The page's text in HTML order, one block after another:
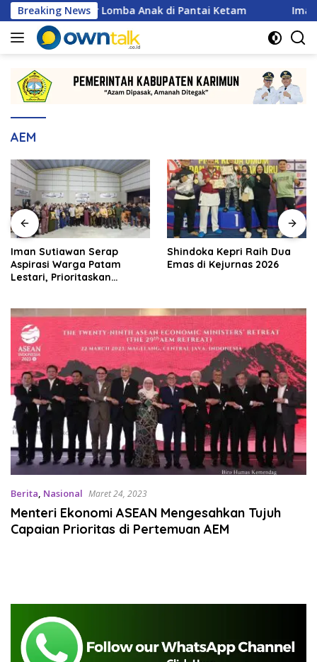
Langsung
ke
konten
Breaking News
Gelar Lomba Anak di Pantai Ketam Iman
AEM
Iman Sutiawan Serap
Aspirasi Warga Patam
Lestari, Prioritaskan
Shindoka Kepri Raih Dua
Emas di Kejurnas 2026
Berita, Nasional Maret 24, 2023
Menteri Ekonomi ASEAN Mengesahkan Tujuh
Capaian Prioritas di Pertemuan AEM